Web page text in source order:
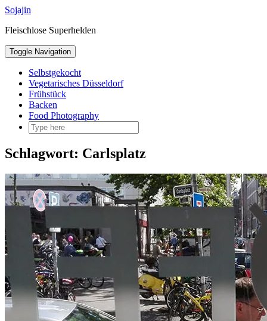
Sojajin
Fleischlose Superhelden
Toggle Navigation
Selbstgekocht
Vegetarisches Düsseldorf
Frühstück
Backen
Food Photography
Schlagwort: Carlsplatz